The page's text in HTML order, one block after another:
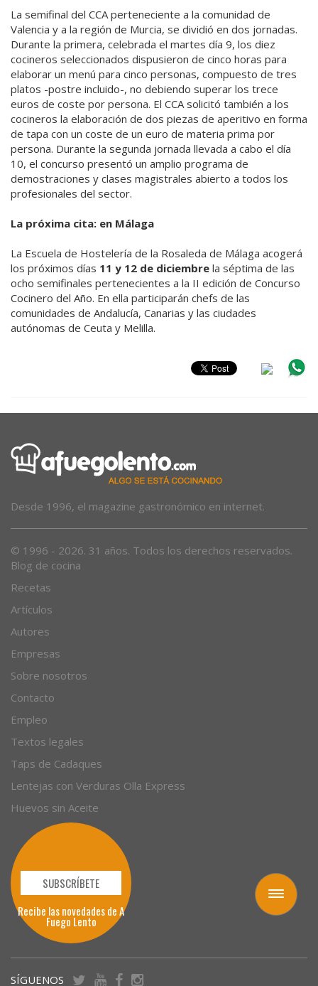
Toggle
navigation
La semifinal del CCA perteneciente a la comunidad de
Valencia y a la región de Murcia, se dividió en dos jornadas.
Durante la primera, celebrada el martes día 9, los diez
cocineros seleccionados dispusieron de cinco horas para
elaborar un menú para cinco personas, compuesto de tres
platos -postre incluido-, no debiendo superar los trece
euros de coste por persona. El CCA solicitó también a los
cocineros la elaboración de dos piezas de aperitivo en forma
de tapa con un coste de un euro de materia prima por
persona. Durante la segunda jornada llevada a cabo el día
10, el concurso presentó un amplio programa de
demostraciones y clases magistrales abierto a todos los
profesionales del sector.
La próxima cita: en Málaga
La Escuela de Hostelería de la Rosaleda de Málaga acogerá
los próximos días 11 y 12 de diciembre la séptima de las
ocho semifinales pertenecientes a la II edición de Concurso
Cocinero del Año. En ella participarán chefs de las
comunidades de Andalucía, Canarias y las ciudades
autónomas de Ceuta y Melilla.
Desde 1996, el magazine gastronómico en internet.
© 1996 - 2026. 31 años. Todos los derechos reservados.
Blog de cocina
Recetas
Artículos
Autores
Empresas
Sobre nosotros
Contacto
Empleo
Textos legales
Taps de Cadaques
Lentejas con Verduras Olla Express
Huevos sin Aceite
SUBSCRÍBETE
Recibe las novedades de A
Fuego Lento
SÍGUENOS